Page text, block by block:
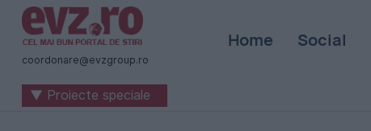
Știri
naționale
internaționale
coordonare@evzgroup.ro
Home Social
▼ Proiecte speciale